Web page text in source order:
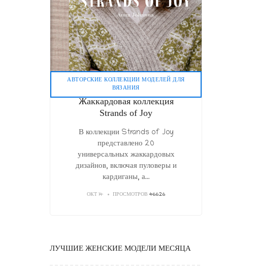
АВТОРСКИЕ КОЛЛЕКЦИИ МОДЕЛЕЙ ДЛЯ
ВЯЗАНИЯ
Жаккардовая коллекция
Strands of Joy
В коллекции Strands of Joy
представлено 20
универсальных жаккардовых
дизайнов, включая пуловеры и
кардиганы, а...
ОКТ 14 ПРОСМОТРОВ 46626
ЛУЧШИЕ ЖЕНСКИЕ МОДЕЛИ МЕСЯЦА